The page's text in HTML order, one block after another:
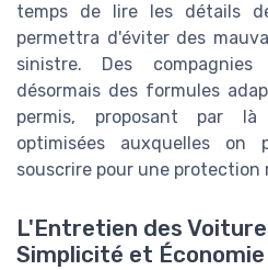
temps de lire les détails
permettra d'éviter des
sinistre. Des compagnies
désormais des formules
permis, proposant par
optimisées auxquelles
souscrire pour une protection
L'Entretien des
Simplicité et Économie